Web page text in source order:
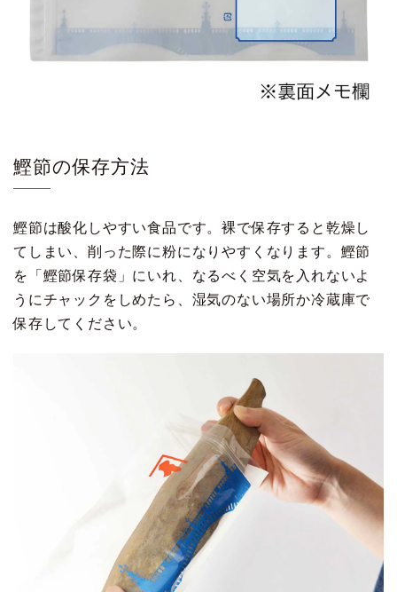
鰹節の保存方法
鰹節は酸化しやすい食品です。裸で保存すると乾燥し
てしまい、削った際に粉になりやすくなります。鰹節
を「鰹節保存袋」にいれ、なるべく空気を入れないよ
うにチャックをしめたら、湿気のない場所か冷蔵庫で
保存してください。